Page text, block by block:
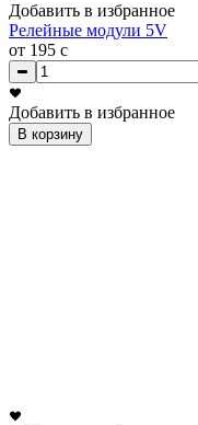
Добавить в избранное
Релейные модули 5V
от 195 c
Добавить в избранное
В корзину